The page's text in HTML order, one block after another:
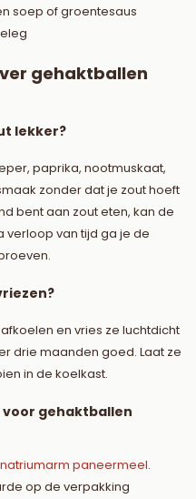
soep of groentesaus
gehaktballen
lekker?
paprika, nootmuskaat,
zonder dat je zout hoeft
bent aan zout eten, kan de
verloop van tijd ga je de
en vries ze luchtdicht
drie maanden goed. Laat ze
in de koelkast.
gehaktballen
paneermeel.
op de verpakking